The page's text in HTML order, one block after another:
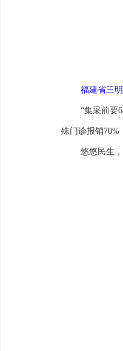
福建省三
“集采前要
殊门诊报销70%
悠悠民生，